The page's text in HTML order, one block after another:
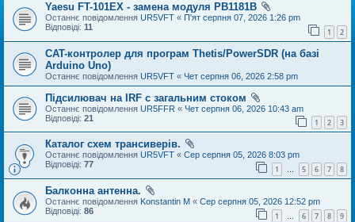
Yaesu FT-101EX - замена модуля PB1181B
Останнє повідомлення UR5VFT « П'ят серпня 07, 2026 1:26 pm
Відповіді: 11 1 2
CAT-контролер для програм Thetis/PowerSDR (на базі
Arduino Uno)
Останнє повідомлення UR5VFT « Чет серпня 06, 2026 2:58 pm
Підсилювач на IRF с загальним стоком
Останнє повідомлення UR5FFR « Чет серпня 06, 2026 10:43 am
Відповіді: 21 1 2 3
Каталог схем трансиверів.
Останнє повідомлення UR5VFT « Сер серпня 05, 2026 8:03 pm
Відповіді: 77 1 … 5 6 7 8
Балконна антенна.
Останнє повідомлення Konstantin M « Сер серпня 05, 2026 12:52 pm
Відповіді: 86 1 … 6 7 8 9